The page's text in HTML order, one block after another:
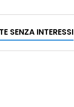
SENZA INTERESSI